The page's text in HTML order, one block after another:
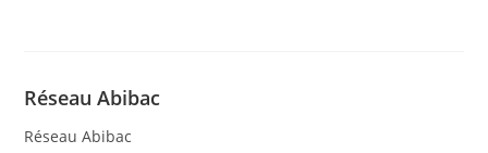
Réseau Abibac
Réseau Abibac